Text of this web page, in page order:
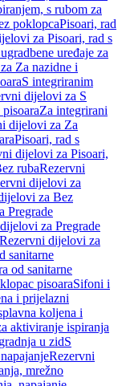
s rubom za
poklopcaPisoari, rad
za Pisoari, rad s
uređaje za
Za nazidne i
S integriranim
dijelovi za S
Za integrirani
dijelovi za Za
Pisoari, rad s
dijelovi za Pisoari,
rubaRezervni
dijelovi za
za Bez
Pregrade
za Pregrade
Rezervni dijelovi za
sanitarne
od sanitarne
pisoaraSifoni i
i prijelazni
koljena i
aktiviranje ispiranja
u zidS
Rezervni
mrežno